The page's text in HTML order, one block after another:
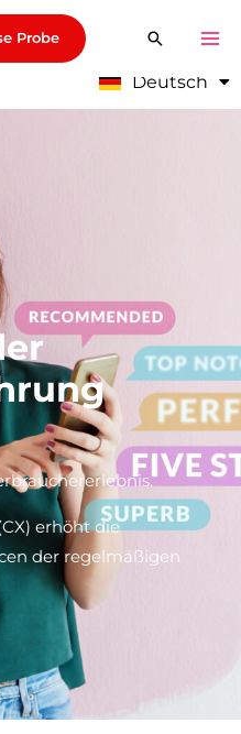
Probe
Deutsch
български
Кыргызча
erhöht die
der regelmäßigen